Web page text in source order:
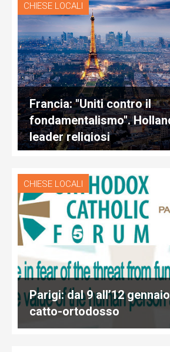
CHIESE LOCALI
Francia: "Uniti contro il
fondamentalismo".
leader religiosi
CHIESE LOCALI
Parigi: dal 9 all’12
catto-ortodosso